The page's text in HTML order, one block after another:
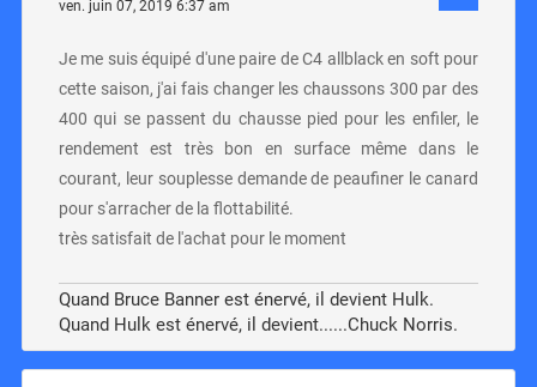
ven. juin 07, 2019 6:37 am
Je me suis équipé d'une paire de C4 allblack en soft pour
cette saison, j'ai fais changer les chaussons 300 par des
400 qui se passent du chausse pied pour les enfiler, le
rendement est très bon en surface même dans le
courant, leur souplesse demande de peaufiner le canard
pour s'arracher de la flottabilité.
très satisfait de l'achat pour le moment
Quand Bruce Banner est énervé, il devient Hulk.
Quand Hulk est énervé, il devient......Chuck Norris.